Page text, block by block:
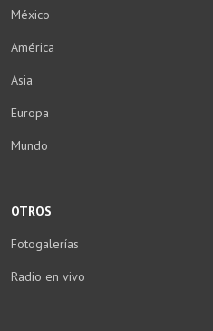
México
América
Asia
Europa
Mundo
OTROS
Fotogalerías
Radio en vivo